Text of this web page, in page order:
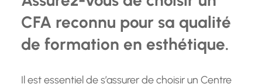
CFA reconnu pour sa qualité
de formation en esthétique.
Il est essentiel de s’assurer de choisir un Centre